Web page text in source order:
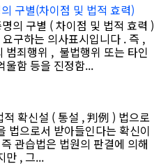
구별(차이점 및 법적 효력)
의 구별 ( 차이점 및 법적 효력 )
구하는 의사표시입니다 . 즉 ,
범죄행위 , 불법행위 또는 타인
울함 등을 진정함...
확신설 ( 통설 , 判例 ) 법으로
법으로서 받아들인다는 확신이
관습법은 법원의 판결에 의해
만 , 그...